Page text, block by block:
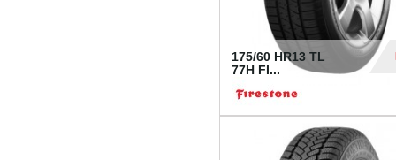
175/60 HR13 TL
77H FI...